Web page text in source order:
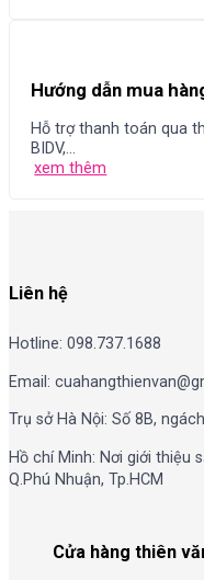
Hướng dẫn mua
Hỗ trợ thanh toán qua
BIDV,...
xem thêm
Liên hệ
Hotline: 098.737.1688
Email:
Trụ sở Hà Nội: Số 8B,
Hồ chí Minh: Nơi giới thiệu
Q.Phú Nhuận, Tp.HCM
Cửa hàng thiên